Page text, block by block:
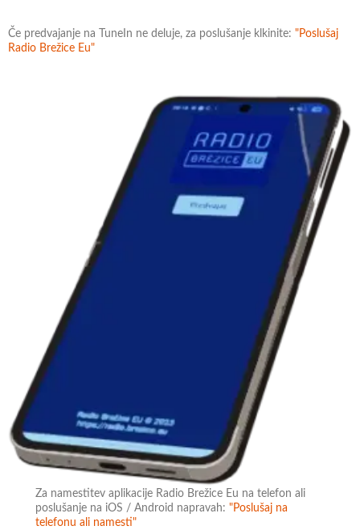
Če predvajanje na TuneIn ne deluje, za poslušanje klkinite: "Poslušaj
Radio Brežice Eu"
Za namestitev aplikacije Radio Brežice Eu na telefon ali
poslušanje na iOS / Android napravah:"Poslušaj na
telefonu ali namesti"